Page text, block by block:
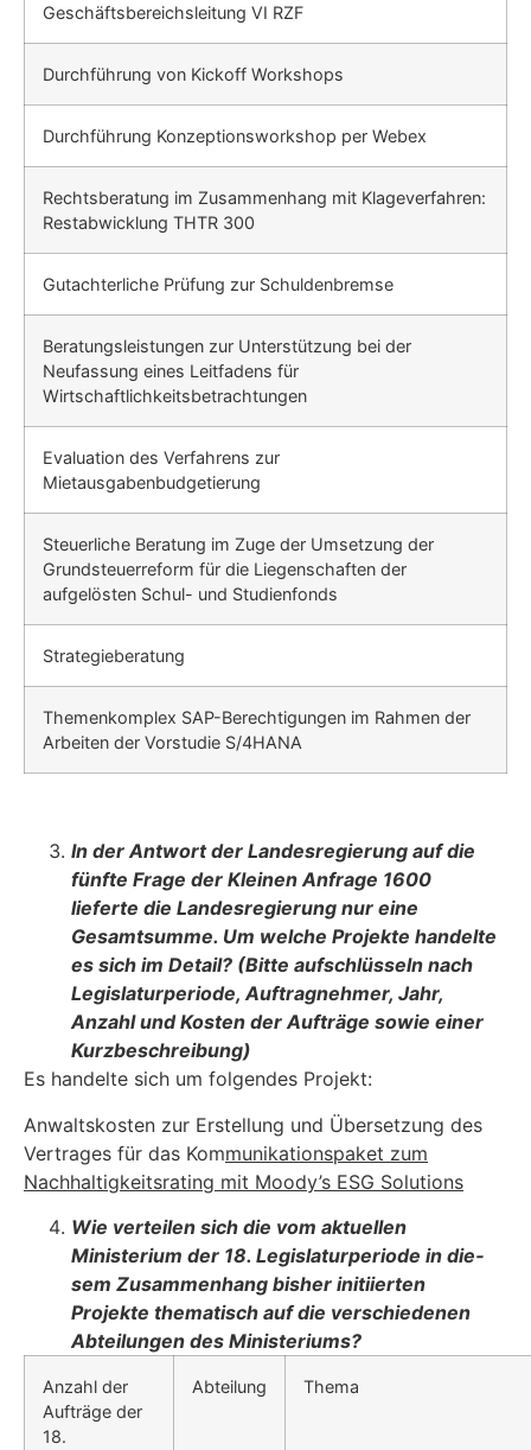
Geschäftsbereichsleitung VI RZF
Durchführung von Kickoff Workshops
Durchführung Konzeptionsworkshop per Webex
Rechtsberatung im Zusammenhang mit Klageverfahren:
Restabwicklung THTR 300
Gutachterliche Prüfung zur Schuldenbremse
Beratungsleistungen zur Unterstützung bei der
Neufassung eines Leitfadens für
Wirtschaftlichkeitsbetrachtungen
Evaluation des Verfahrens zur
Mietausgabenbudgetierung
Steuerliche Beratung im Zuge der Umsetzung der
Grundsteuerreform für die Liegenschaften der
aufgelösten Schul- und Studienfonds
Strategieberatung
Themenkomplex SAP-Berechtigungen im Rahmen der
Arbeiten der Vorstu­die S/4HANA
In der Antwort der Landesregierung auf die
fünfte Frage der Kleinen Anfrage 1600
lieferte die Landesregierung nur eine
Gesamtsumme. Um welche Projekte han­delte
es sich im Detail? (Bitte aufschlüsseln nach
Legislaturperiode, Auftragneh­mer, Jahr,
Anzahl und Kosten der Aufträge sowie einer
Kurzbeschreibung)
Es handelte sich um folgendes Projekt:
Anwaltskosten zur Erstellung und Übersetzung des
Vertrages für das Kom­munikationspaket zum
Nachhaltigkeitsrating mit Moody’s ESG Solutions
Wie verteilen sich die vom aktuellen
Ministerium der 18. Legislaturperiode in die­
sem Zusammenhang bisher initiierten
Projekte thematisch auf die verschiedenen
Abteilungen des Ministeriums?
Anzahl der
Aufträge der
18.
Abteilung Thema